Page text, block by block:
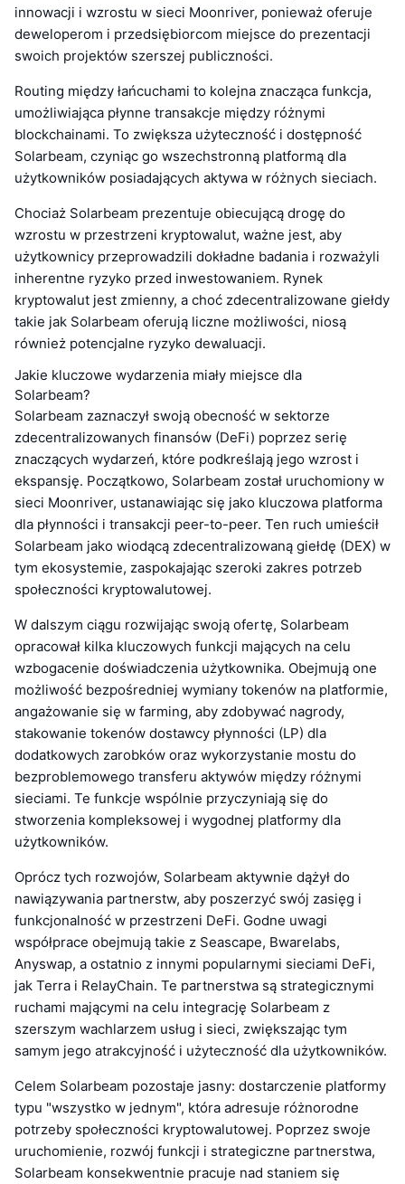
innowacji i wzrostu w sieci Moonriver, ponieważ oferuje
deweloperom i przedsiębiorcom miejsce do prezentacji
swoich projektów szerszej publiczności.
Routing między łańcuchami to kolejna znacząca funkcja,
umożliwiająca płynne transakcje między różnymi
blockchainami. To zwiększa użyteczność i dostępność
Solarbeam, czyniąc go wszechstronną platformą dla
użytkowników posiadających aktywa w różnych sieciach.
Chociaż Solarbeam prezentuje obiecującą drogę do
wzrostu w przestrzeni kryptowalut, ważne jest, aby
użytkownicy przeprowadzili dokładne badania i rozważyli
inherentne ryzyko przed inwestowaniem. Rynek
kryptowalut jest zmienny, a choć zdecentralizowane giełdy
takie jak Solarbeam oferują liczne możliwości, niosą
również potencjalne ryzyko dewaluacji.
Jakie kluczowe wydarzenia miały miejsce dla
Solarbeam?
Solarbeam zaznaczył swoją obecność w sektorze
zdecentralizowanych finansów (DeFi) poprzez serię
znaczących wydarzeń, które podkreślają jego wzrost i
ekspansję. Początkowo, Solarbeam został uruchomiony w
sieci Moonriver, ustanawiając się jako kluczowa platforma
dla płynności i transakcji peer-to-peer. Ten ruch umieścił
Solarbeam jako wiodącą zdecentralizowaną giełdę (DEX) w
tym ekosystemie, zaspokajając szeroki zakres potrzeb
społeczności kryptowalutowej.
W dalszym ciągu rozwijając swoją ofertę, Solarbeam
opracował kilka kluczowych funkcji mających na celu
wzbogacenie doświadczenia użytkownika. Obejmują one
możliwość bezpośredniej wymiany tokenów na platformie,
angażowanie się w farming, aby zdobywać nagrody,
stakowanie tokenów dostawcy płynności (LP) dla
dodatkowych zarobków oraz wykorzystanie mostu do
bezproblemowego transferu aktywów między różnymi
sieciami. Te funkcje wspólnie przyczyniają się do
stworzenia kompleksowej i wygodnej platformy dla
użytkowników.
Oprócz tych rozwojów, Solarbeam aktywnie dążył do
nawiązywania partnerstw, aby poszerzyć swój zasięg i
funkcjonalność w przestrzeni DeFi. Godne uwagi
współprace obejmują takie z Seascape, Bwarelabs,
Anyswap, a ostatnio z innymi popularnymi sieciami DeFi,
jak Terra i RelayChain. Te partnerstwa są strategicznymi
ruchami mającymi na celu integrację Solarbeam z
szerszym wachlarzem usług i sieci, zwiększając tym
samym jego atrakcyjność i użyteczność dla użytkowników.
Celem Solarbeam pozostaje jasny: dostarczenie platformy
typu "wszystko w jednym", która adresuje różnorodne
potrzeby społeczności kryptowalutowej. Poprzez swoje
uruchomienie, rozwój funkcji i strategiczne partnerstwa,
Solarbeam konsekwentnie pracuje nad staniem się